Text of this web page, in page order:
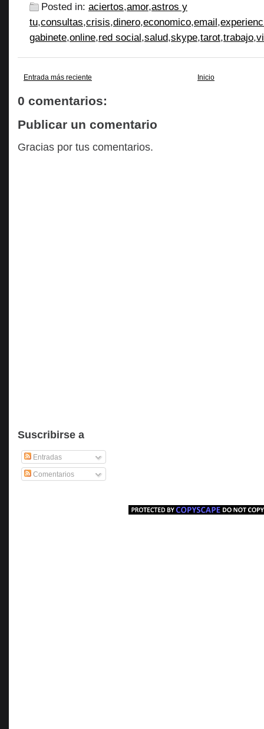
Posted in: aciertos,amor,astros y
tu,consultas,crisis,dinero,economico,email,
gabinete,online,red social,salud,skype,tarot,trabajo,
Entrada más reciente Inicio
0 comentarios:
Publicar un comentario
Gracias por tus comentarios.
Suscribirse a
Entradas
Comentarios